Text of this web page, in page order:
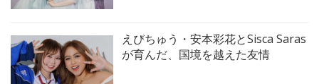
えびちゅう・安本彩花とSisca Saras
が育んだ、国境を越えた友情